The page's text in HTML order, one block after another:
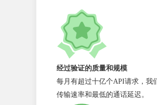
经过验证的质量和规模
每月有超过十亿个API请求，我
传输速率和最低的通话延迟。